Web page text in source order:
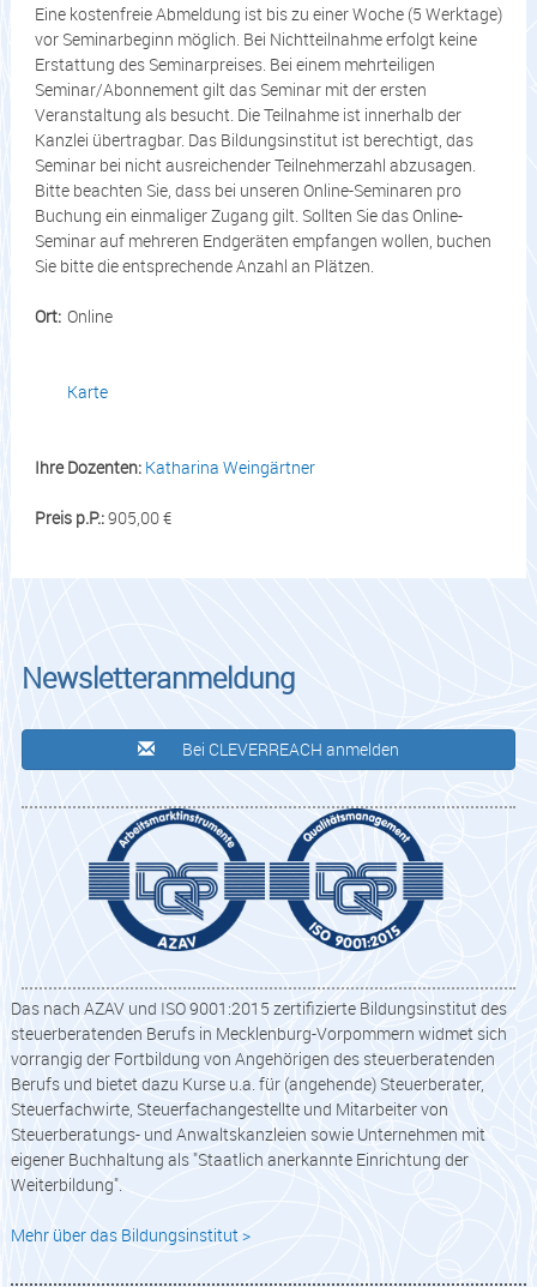
Eine kostenfreie Abmeldung ist bis zu einer Woche (5 Werktage)
vor Seminarbeginn möglich. Bei Nichtteilnahme erfolgt keine
Erstattung des Seminarpreises. Bei einem mehrteiligen
Seminar/Abonnement gilt das Seminar mit der ersten
Veranstaltung als besucht. Die Teilnahme ist innerhalb der
Kanzlei übertragbar. Das Bildungsinstitut ist berechtigt, das
Seminar bei nicht ausreichender Teilnehmerzahl abzusagen.
Bitte beachten Sie, dass bei unseren Online-Seminaren pro
Buchung ein einmaliger Zugang gilt. Sollten Sie das Online-
Seminar auf mehreren Endgeräten empfangen wollen, buchen
Sie bitte die entsprechende Anzahl an Plätzen.
Ort: Online
Karte
Ihre Dozenten: Katharina Weingärtner
Preis p.P.:905,00 €
Newsletteranmeldung
Bei CLEVERREACH anmelden
Das nach AZAV und ISO 9001:2015 zertifizierte Bildungsinstitut des
steuerberatenden Berufs in Mecklenburg-Vorpommern widmet sich
vorrangig der Fortbildung von Angehörigen des steuerberatenden
Berufs und bietet dazu Kurse u.a. für (angehende) Steuerberater,
Steuerfachwirte, Steuerfachangestellte und Mitarbeiter von
Steuerberatungs- und Anwaltskanzleien sowie Unternehmen mit
eigener Buchhaltung als "Staatlich anerkannte Einrichtung der
Weiterbildung".
Mehr über das Bildungsinstitut >